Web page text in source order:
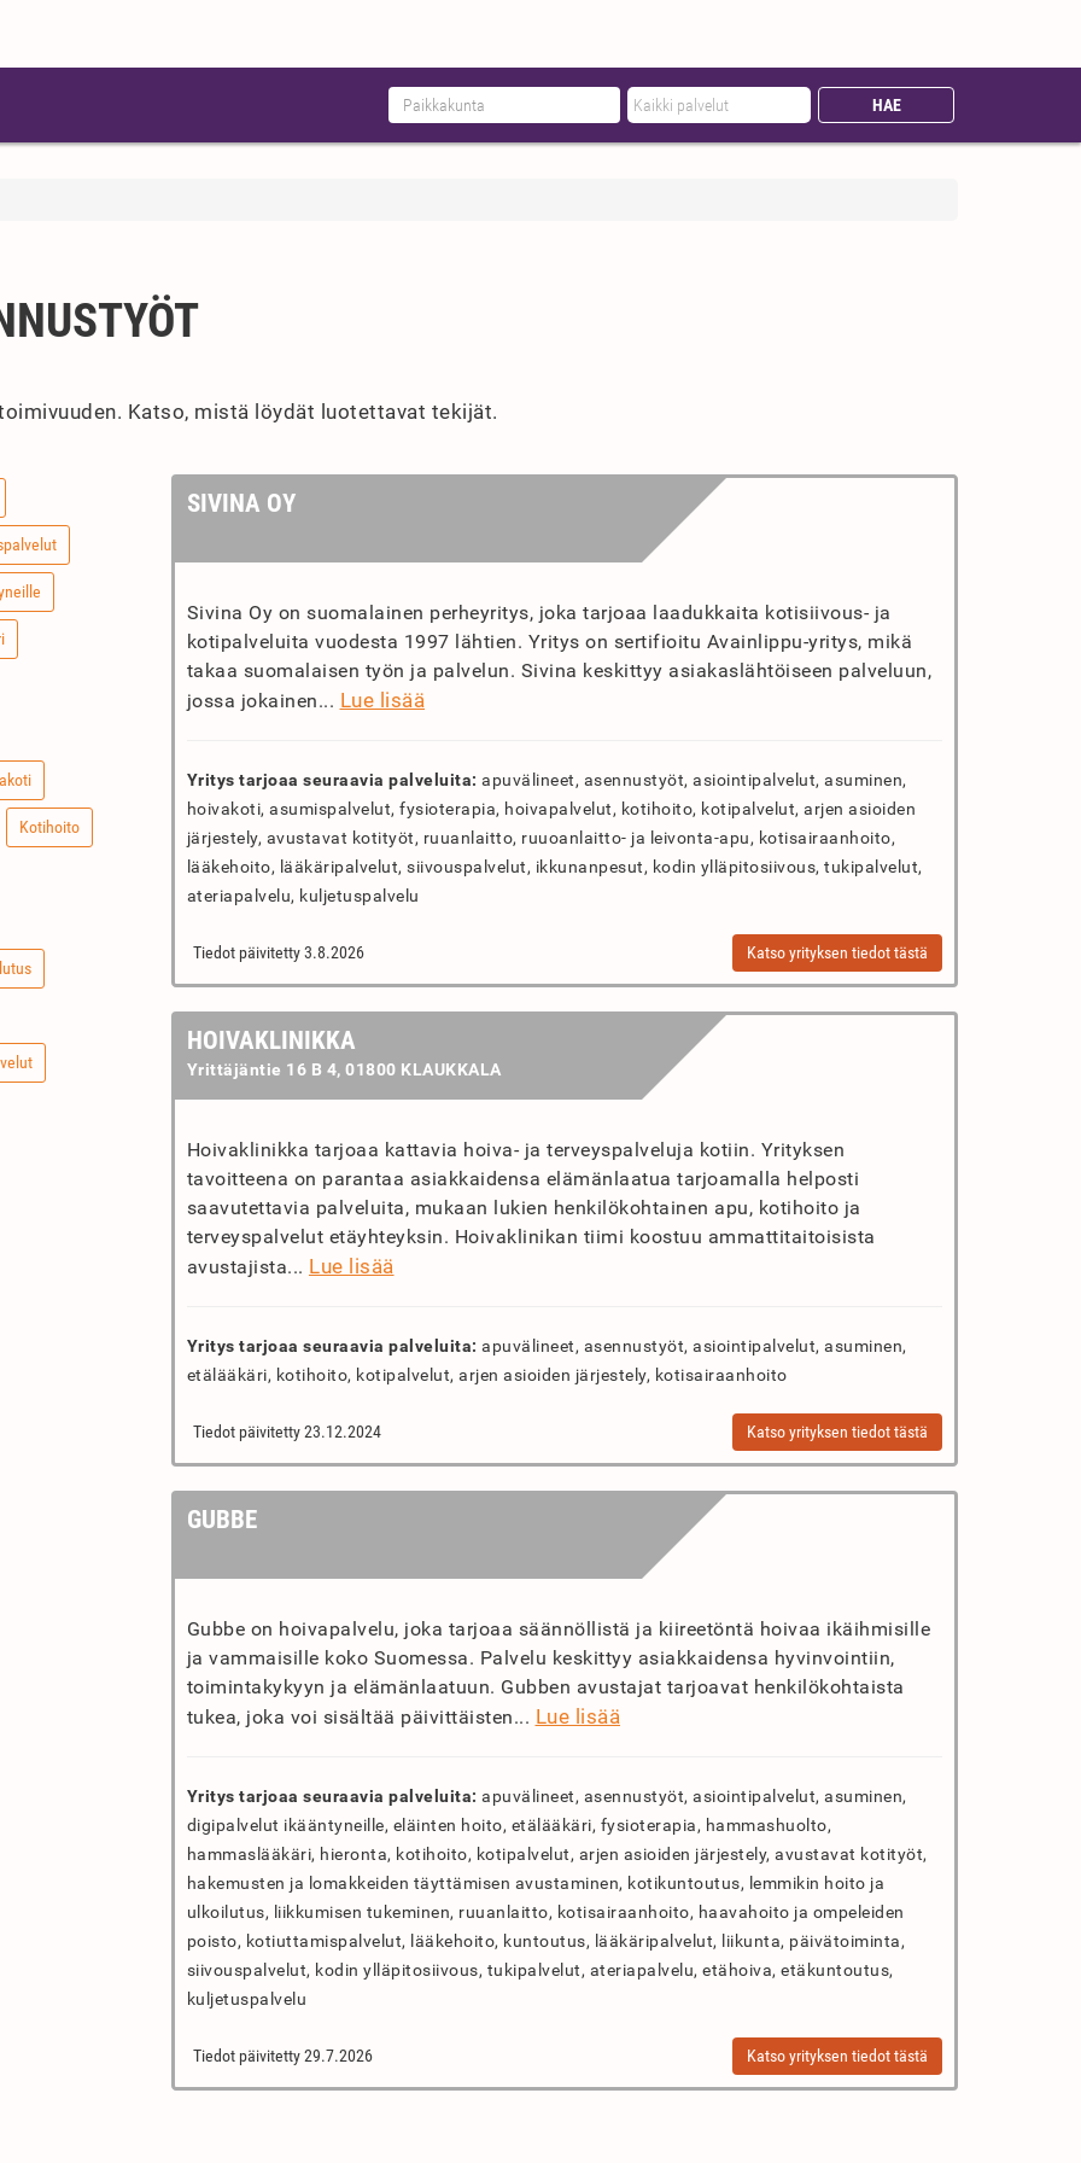
Katso, mistä löydät luotettavat tekijät.
Kotihoito
SIVINA OY
Sivina Oy on suomalainen perheyritys, joka tarjoaa laadukkaita kotisiivous- ja
kotipalveluita vuodesta 1997 lähtien. Yritys on sertifioitu Avainlippu-yritys, mikä
takaa suomalaisen työn ja palvelun. Sivina keskittyy asiakaslähtöiseen palveluun,
jossa jokainen... Lue lisää
Yritys tarjoaa seuraavia palveluita: apuvälineet, asennustyöt, asiointipalvelut, asuminen,
hoivakoti, asumispalvelut, fysioterapia, hoivapalvelut, kotihoito, kotipalvelut, arjen asioiden
järjestely, avustavat kotityöt, ruuanlaitto, ruuoanlaitto- ja leivonta-apu, kotisairaanhoito,
lääkehoito, lääkäripalvelut, siivouspalvelut, ikkunanpesut, kodin ylläpitosiivous, tukipalvelut,
ateriapalvelu, kuljetuspalvelu
Tiedot päivitetty 3.8.2026 Katso yrityksen tiedot tästä
HOIVAKLINIKKA
Yrittäjäntie 16 B 4, 01800 KLAUKKALA
Hoivaklinikka tarjoaa kattavia hoiva- ja terveyspalveluja kotiin. Yrityksen
tavoitteena on parantaa asiakkaidensa elämänlaatua tarjoamalla helposti
saavutettavia palveluita, mukaan lukien henkilökohtainen apu, kotihoito ja
terveyspalvelut etäyhteyksin. Hoivaklinikan tiimi koostuu ammattitaitoisista
avustajista... Lue lisää
Yritys tarjoaa seuraavia palveluita: apuvälineet, asennustyöt, asiointipalvelut, asuminen,
etälääkäri, kotihoito, kotipalvelut, arjen asioiden järjestely, kotisairaanhoito
Tiedot päivitetty 23.12.2024 Katso yrityksen tiedot tästä
GUBBE
Gubbe on hoivapalvelu, joka tarjoaa säännöllistä ja kiireetöntä hoivaa ikäihmisille
ja vammaisille koko Suomessa. Palvelu keskittyy asiakkaidensa hyvinvointiin,
toimintakykyyn ja elämänlaatuun. Gubben avustajat tarjoavat henkilökohtaista
tukea, joka voi sisältää päivittäisten... Lue lisää
Yritys tarjoaa seuraavia palveluita: apuvälineet, asennustyöt, asiointipalvelut, asuminen,
digipalvelut ikääntyneille, eläinten hoito, etälääkäri, fysioterapia, hammashuolto,
hammaslääkäri, hieronta, kotihoito, kotipalvelut, arjen asioiden järjestely, avustavat kotityöt,
hakemusten ja lomakkeiden täyttämisen avustaminen, kotikuntoutus, lemmikin hoito ja
ulkoilutus, liikkumisen tukeminen, ruuanlaitto, kotisairaanhoito, haavahoito ja ompeleiden
poisto, kotiuttamispalvelut, lääkehoito, kuntoutus, lääkäripalvelut, liikunta, päivätoiminta,
siivouspalvelut, kodin ylläpitosiivous, tukipalvelut, ateriapalvelu, etähoiva, etäkuntoutus,
kuljetuspalvelu
Tiedot päivitetty 29.7.2026 Katso yrityksen tiedot tästä